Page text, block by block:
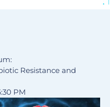
Resistance and
PM